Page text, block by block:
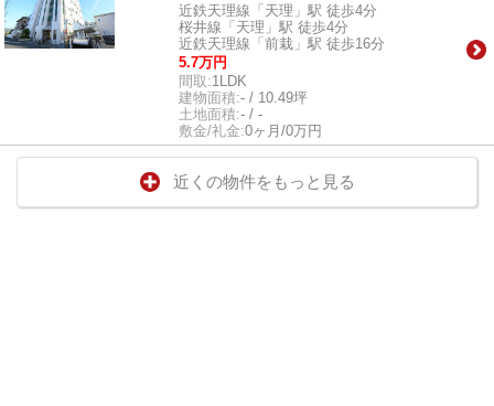
近鉄天理線「天理」駅 徒歩4分
桜井線「天理」駅 徒歩4分
近鉄天理線「前栽」駅 徒歩16分
5.7万円
間取:1LDK
建物面積:- / 10.49坪
土地面積:- / -
敷金/礼金:0ヶ月/0万円
近くの物件をもっと見る